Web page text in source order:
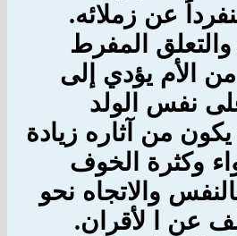
عن زملائه.
والتعلق المفرط
الأم يؤدي إلى
نفس الولد
من آثاره زيادة
وكثرة الخوف
والاتجاه نحو
عن ا لأقران.